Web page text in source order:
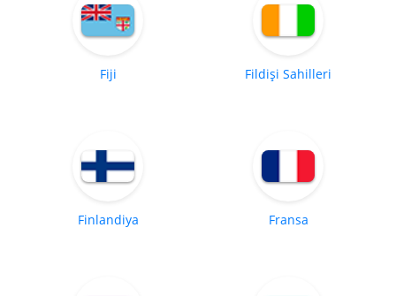
Fiji Fildişi Sahilleri
Finlandiya Fransa